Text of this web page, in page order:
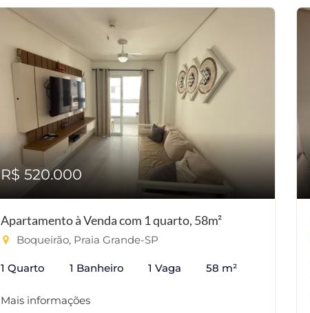
R$ 520.000
Apartamento à Venda com 1 quarto, 58m²
Boqueirão, Praia Grande-SP
1 Quarto 1 Banheiro 1 Vaga 58 m²
Mais informações